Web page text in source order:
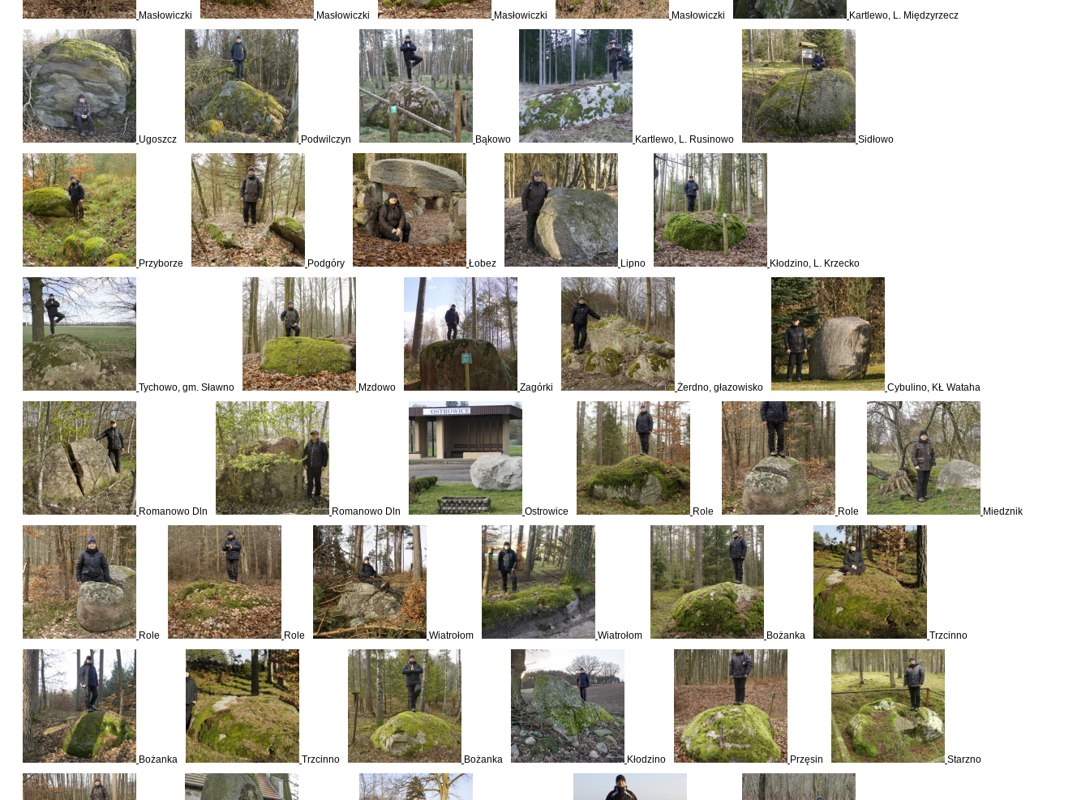
Masłowiczki Masłowiczki Masłowiczki Masłowiczki Kartlewo, L. Międzyrzecz
Ugoszcz Podwilczyn Bąkowo Kartlewo, L. Rusinowo Sidłowo
Przyborze Podgóry Łobez Lipno Kłodzino, L. Krzecko
Tychowo, gm. Sławno Mzdowo Zagórki Żerdno, głazowisko Cybulino, KŁ Wataha
Romanowo Dln Romanowo Dln Ostrowice Role Role Miedznik
Role Role Wiatrołom Wiatrołom Bożanka Trzcinno
Bożanka Trzcinno Bożanka Kłodzino Przęsin Starzno